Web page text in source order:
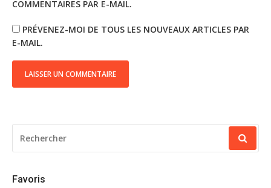
COMMENTAIRES PAR E-MAIL.
PRÉVENEZ-MOI DE TOUS LES NOUVEAUX ARTICLES PAR
E-MAIL.
POUR
:
Favoris